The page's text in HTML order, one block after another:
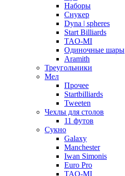
Наборы
Снукер
Dyna | spheres
Start Billiards
TAO-MI
Одиночные шары
Aramith
Треугольники
Мел
Прочее
Startbilliards
Tweeten
Чехлы для столов
11 футов
Сукно
Galaxy
Manchester
Iwan Simonis
Euro Pro
TAO-MI